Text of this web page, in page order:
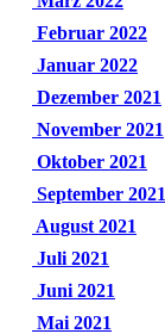
Februar 2022
Januar 2022
Dezember 2021
November 2021
Oktober 2021
September 2021
August 2021
Juli 2021
Juni 2021
Mai 2021